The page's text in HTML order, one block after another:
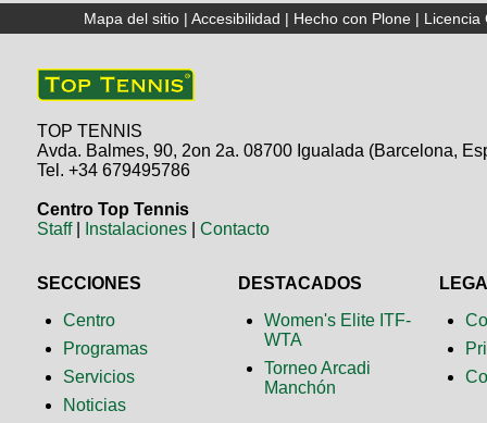
Mapa del sitio |Accesibilidad | Hecho con Plone | Licencia
TOP TENNIS
Avda. Balmes, 90, 2on 2a. 08700 Igualada (Barcelona,
Tel. +34 679495786
Centro Top Tennis
Staff| Instalaciones |Contacto
SECCIONES
Centro
Programas
Servicios
Noticias
DESTACADOS
Women's Elite ITF-
WTA
Torneo Arcadi
Manchón